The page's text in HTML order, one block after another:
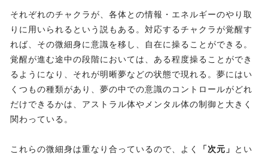
それぞれのチャクラが、各体との情報・エネルギーのやり取
りに用いられるという説もある。対応するチャクラが覚醒す
れば、その微細身に意識を移し、自在に操ることができる。
覚醒が進む途中の段階においては、ある程度操ることができ
るようになり、それが明晰夢などの状態で現れる。夢にはい
くつもの種類があり、夢の中での意識のコントロールがどれ
だけできるかは、アストラル体やメンタル体の制御と大きく
関わっている。
これらの微細身は重なり合っているので、よく 「次元」
とい